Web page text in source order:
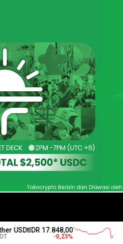
IDR 17.848,00
ADA